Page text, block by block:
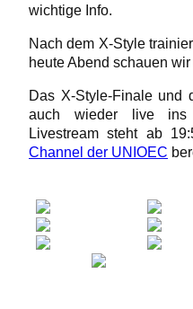
wichtige Info.
Nach dem X-Style
heute Abend schauen
Das X-Style-Finale und
auch wieder live ins
Livestream steht ab
Channel der UNIOEC